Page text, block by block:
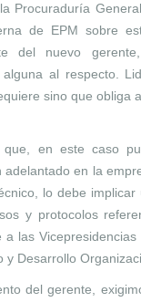
Procuraduría
de EPM sobre
del nuevo
al respecto.
sino que obliga
que, en este caso
en la
lo debe
y protocolos
las
y Desarrollo
del gerente,